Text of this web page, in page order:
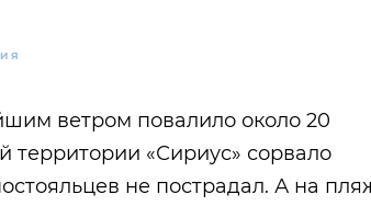
ветром повалило около 20
территории «Сириус» сорвало
не пострадал. А на